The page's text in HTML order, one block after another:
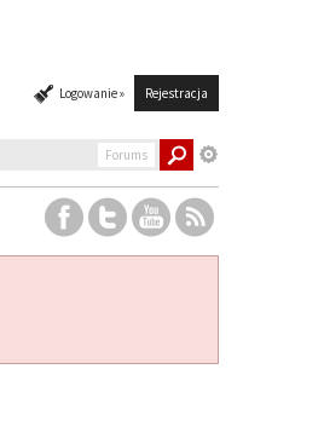
Logowanie » Rejestracja
Forums